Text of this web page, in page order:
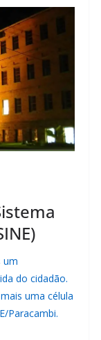
um
do cidadão.
uma célula
Paracambi.